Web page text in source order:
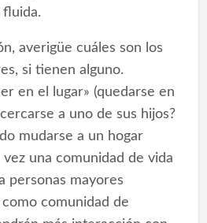
fluida.
averigüe cuáles son los
si tienen alguno.
en el lugar» (quedarse en
a uno de sus hijos?
mudarse a un hogar
una comunidad de vida
personas mayores
comunidad de